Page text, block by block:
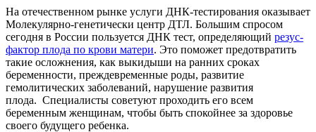
На отечественном рынке услуги ДНК-тестирования оказывает
Молекулярно-генетически центр ДТЛ. Большим спросом
сегодня в России пользуется ДНК тест, определяющий резус-
фактор плода по крови матери. Это поможет предотвратить
такие осложнения, как выкидыши на ранних сроках
беременности, преждевременные роды, развитие
гемолитических заболеваний, нарушение развития
плода. Специалисты советуют проходить его всем
беременным женщинам, чтобы быть спокойнее за здоровье
своего будущего ребенка.